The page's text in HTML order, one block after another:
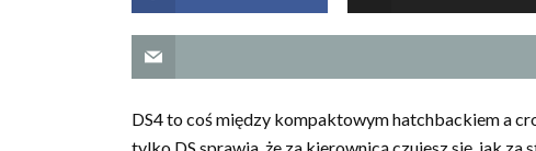
DS4 to coś między kompaktowym hatchbackiem a